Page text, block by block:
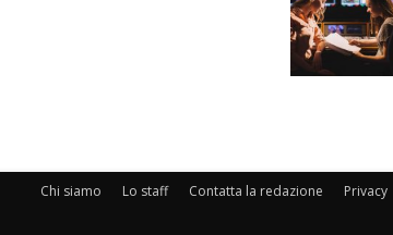
Chi siamo Lo staff Contatta la redazione Privacy